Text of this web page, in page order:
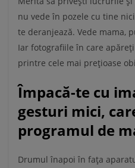
nu vede în pozele cu tine
te deranjează. Vede mama,
Iar fotografiile în care
printre cele mai prețioase
Împacă-te cu
gesturi mici,
programul de
Drumul înapoi în fața